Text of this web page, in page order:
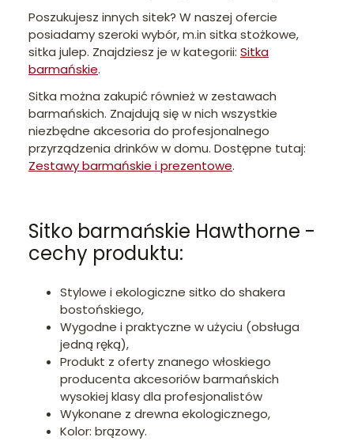
Poszukujesz innych sitek? W naszej ofercie
posiadamy szeroki wybór, m.in sitka stożkowe,
sitka julep. Znajdziesz je w kategorii: Sitka
barmańskie.
Sitka można zakupić również w zestawach
barmańskich. Znajdują się w nich wszystkie
niezbędne akcesoria do profesjonalnego
przyrządzenia drinków w domu. Dostępne tutaj:
Zestawy barmańskie i prezentowe.
Sitko barmańskie Hawthorne -
cechy produktu:
Stylowe i ekologiczne sitko do shakera
bostońskiego,
Wygodne i praktyczne w użyciu (obsługa
jedną ręką),
Produkt z oferty znanego włoskiego
producenta akcesoriów barmańskich
wysokiej klasy dla profesjonalistów
Wykonane z drewna ekologicznego,
Kolor: brązowy.